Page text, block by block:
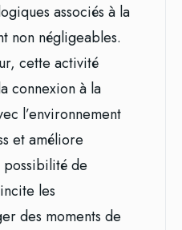
associés à la
non négligeables.
cette activité
connexion à la
l’environnement
et améliore
possibilité de
les
des moments de